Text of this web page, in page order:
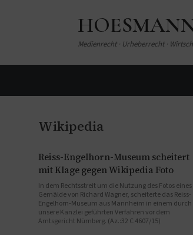
Medienrecht · Urheberrecht ·
Wikipedia
Reiss-Engelhorn-Museum scheitert
mit Klage gegen Wikipedia Foto
In dem Rechtsstreit um die Nutzung des Fotos eines
Gemälde von Richard Wagner, scheiterte das Reiss-
Engelhorn-Museum aus Mannheim in einem durch
unsere Kanzlei geführten Verfahren vor dem
Amtsgericht Nürnberg. (Az.:32 C 4607/15)